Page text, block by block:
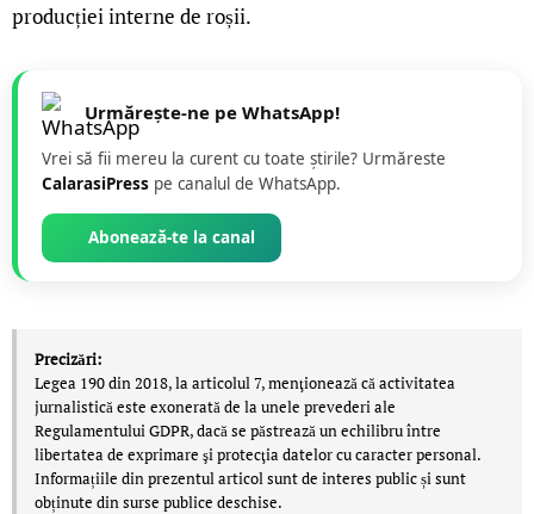
producției interne de roșii.
Urmărește-ne pe WhatsApp!
Vrei să fii mereu la curent cu toate știrile? Urmăreste
CalarasiPress pe canalul de WhatsApp.
Abonează-te la canal
Precizări:
Legea 190 din 2018, la articolul 7, menţionează că activitatea
jurnalistică este exonerată de la unele prevederi ale
Regulamentului GDPR, dacă se păstrează un echilibru între
libertatea de exprimare şi protecţia datelor cu caracter personal.
Informațiile din prezentul articol sunt de interes public și sunt
obținute din surse publice deschise.